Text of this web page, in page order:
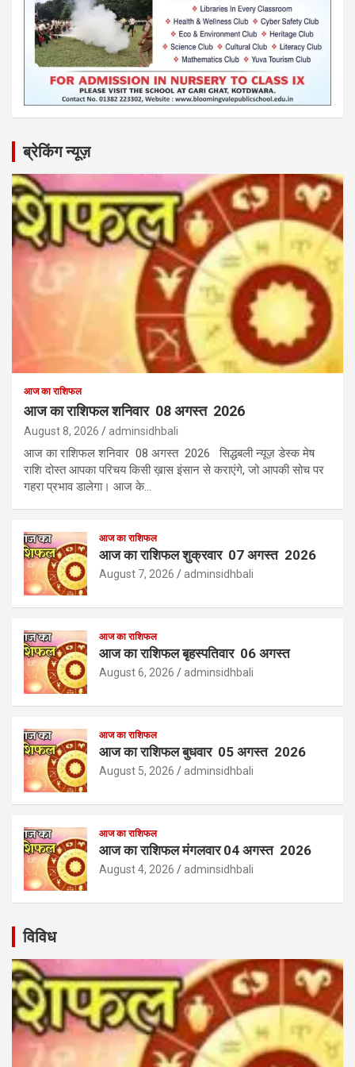
ब्रेकिंग न्यूज़
आज का राशिफल
आज का राशिफल शनिवार 08 अगस्त 2026
August 8, 2026 adminsidhbali
आज का राशिफल शनिवार 08 अगस्त 2026 सिद्धबली न्यूज़ डेस्क मेष
राशि दोस्त आपका परिचय किसी ख़ास इंसान से कराएंगे, जो आपकी सोच पर
गहरा प्रभाव डालेगा। आज के…
आज का राशिफल
आज का राशिफल शुक्रवार 07 अगस्त 2026
August 7, 2026 adminsidhbali
आज का राशिफल
आज का राशिफल बृहस्पतिवार 06 अगस्त
August 6, 2026 adminsidhbali
आज का राशिफल
आज का राशिफल बुधवार 05 अगस्त 2026
August 5, 2026 adminsidhbali
आज का राशिफल
आज का राशिफल मंगलवार 04 अगस्त 2026
August 4, 2026 adminsidhbali
विविध